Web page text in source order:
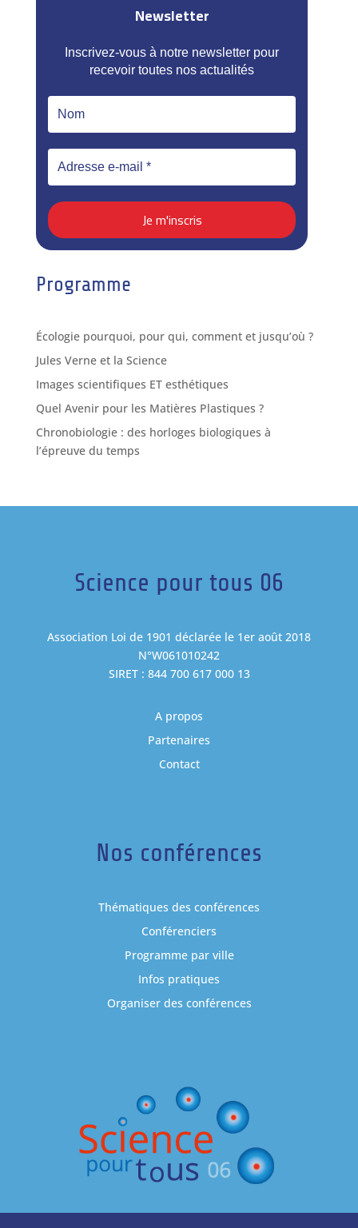
Newsletter
Inscrivez-vous à notre newsletter pour
recevoir toutes nos actualités
Programme
Écologie pourquoi, pour qui, comment et jusqu’où ?
Jules Verne et la Science
Images scientifiques ET esthétiques
Quel Avenir pour les Matières Plastiques ?
Chronobiologie : des horloges biologiques à
l’épreuve du temps
Science pour tous 06
Association Loi de 1901 déclarée le 1er août 2018
N°W061010242
SIRET : 844 700 617 000 13
A propos
Partenaires
Contact
Nos conférences
Thématiques des conférences
Conférenciers
Programme par ville
Infos pratiques
Organiser des conférences